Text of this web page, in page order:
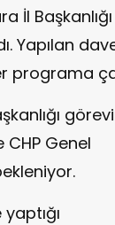
İl Başkanlığı
Yapılan
programa
Genel